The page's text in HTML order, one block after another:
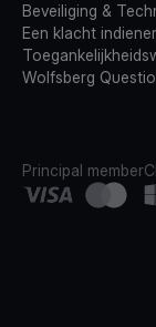
Beveiliging &
Een klacht
Wolfsberg
Principal member